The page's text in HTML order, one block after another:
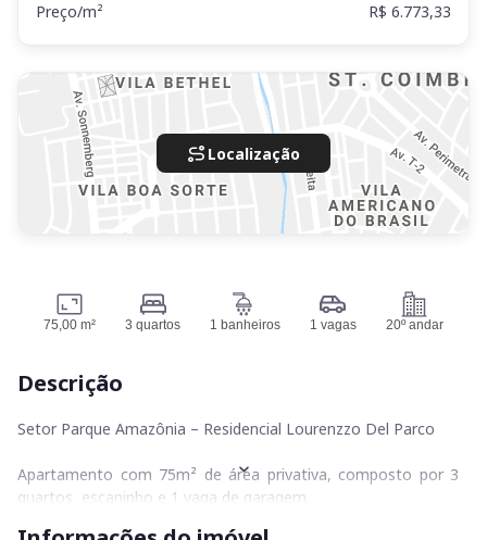
Preço/m²
R$ 6.773,33
Localização
75,00 m² 3 quartos 1 banheiros 1 vagas 20º andar
Descrição
Setor Parque Amazônia – Residencial Lourenzzo Del Parco
Apartamento com 75m² de área privativa, composto por 3
quartos, escaninho e 1 vaga de garagem.